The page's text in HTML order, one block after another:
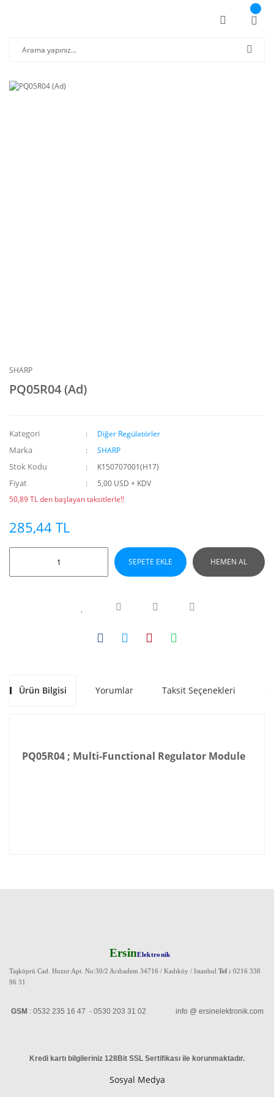
SHARP
PQ05R04 (Ad)
Kategori Diğer Regülatörler
Marka SHARP
Stok Kodu K150707001(H17)
Fiyat
5,00 USD + KDV
50,89 TL den başlayan taksitlerle!!
285,44 TL
SEPETE EKLE HEMEN AL
Ürün Bilgisi Yorumlar Taksit Seçenekleri
PQ05R04 ; Multi-Functional Regulator Module
ErsinElektronik
Taşköprü Cad. Huzur Apt. No:30/2 Acıbadem 34716 / Kadıköy / Istanbul Tel : 0216 338
96 31
GSM : 0532 235 16 47 - 0530 203 31 02 info @ ersinelektronik.com
Kredi kartı bilgileriniz 128Bit SSL Sertifikası ile korunmaktadır.
Sosyal Medya